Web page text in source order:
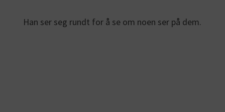
Han ser seg rundt for å se om noen ser på dem.